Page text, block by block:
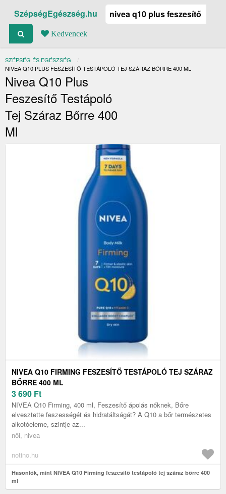
SzépségEgészség.hu
Kedvencek
SZÉPSÉG ÉS EGÉSZSÉG
JELENLEGI:
NIVEA Q10 PLUS FESZESÍTŐ TESTÁPOLÓ TEJ SZÁRAZ BŐRRE 400 ML
Nivea Q10 Plus
Feszesítő Testápoló
Tej Száraz Bőrre 400
Ml
NIVEA Q10 FIRMING FESZESÍTŐ TESTÁPOLÓ TEJ SZÁRAZ
BŐRRE 400 ML
3 690 Ft
NIVEA Q10 Firming, 400 ml, Feszesítő ápolás nőknek, Bőre
elvesztette feszességét és hidratáltságát? A Q10 a bőr természetes
alkotóeleme, szintje az...
női, nivea
notino.hu
Hasonlók, mint NIVEA Q10 Firming feszesítő testápoló tej száraz bőrre 400
ml